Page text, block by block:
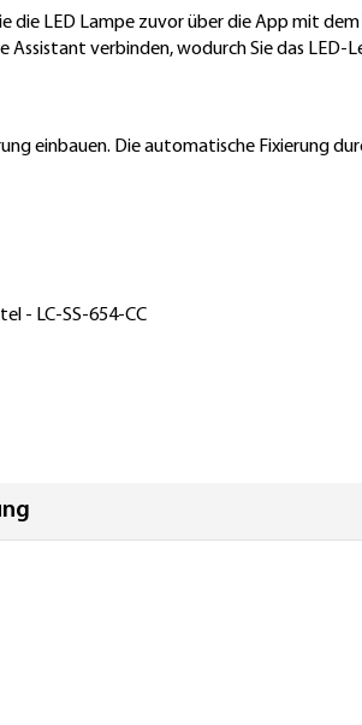
die LED Lampe zuvor über die App mit
Assistant verbinden, wodurch Sie das
einbauen. Die automatische Fixierung
- LC-SS-654-CC